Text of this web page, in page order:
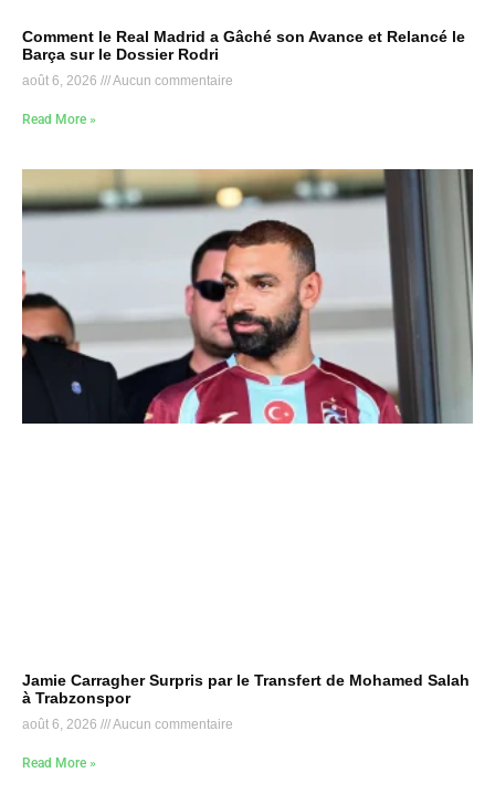
Comment le Real Madrid a Gâché son Avance et Relancé le
Barça sur le Dossier Rodri
août 6, 2026 Aucun commentaire
Read More »
Jamie Carragher Surpris par le Transfert de Mohamed Salah
à Trabzonspor
août 6, 2026 Aucun commentaire
Read More »